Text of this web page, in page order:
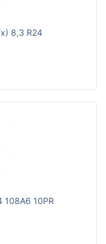
8,3 R24
108A6 10PR